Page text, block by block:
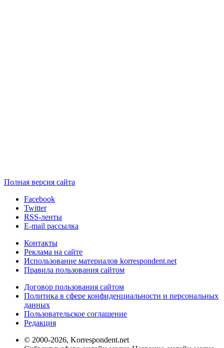
Полная версия сайта
Facebook
Twitter
RSS-ленты
E-mail рассылка
Контакты
Реклама на сайте
Использование материалов korrespondent.net
Правила пользования сайтом
Договор пользования сайтом
Политика в сфере конфиденциальности и персональных
данных
Пользовательское соглашение
Редакция
© 2000-2026, Korrespondent.net